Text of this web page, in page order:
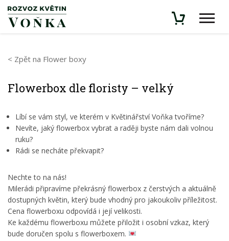
< Zpět na Flower boxy
Flowerbox dle floristy – velký
Líbí se vám styl, ve kterém v Květinářství Voňka tvoříme?
Nevíte, jaký flowerbox vybrat a raději byste nám dali volnou
ruku?
Rádi se necháte překvapit?
Nechte to na nás!
Milerádi připravíme překrásný flowerbox z čerstvých a aktuálně
dostupných květin, který bude vhodný pro jakoukoliv příležitost.
Cena flowerboxu odpovídá i její velikosti.
Ke každému flowerboxu můžete přiložit i osobní vzkaz, který
bude doručen spolu s flowerboxem.